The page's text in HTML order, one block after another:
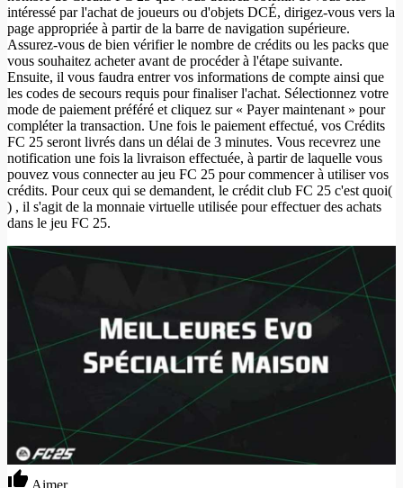
intéressé par l'achat de joueurs ou d'objets DCÉ, dirigez-vous vers la
page appropriée à partir de la barre de navigation supérieure.
Assurez-vous de bien vérifier le nombre de crédits ou les packs que
vous souhaitez acheter avant de procéder à l'étape suivante.
Ensuite, il vous faudra entrer vos informations de compte ainsi que
les codes de secours requis pour finaliser l'achat. Sélectionnez votre
mode de paiement préféré et cliquez sur « Payer maintenant » pour
compléter la transaction. Une fois le paiement effectué, vos Crédits
FC 25 seront livrés dans un délai de 3 minutes. Vous recevrez une
notification une fois la livraison effectuée, à partir de laquelle vous
pouvez vous connecter au jeu FC 25 pour commencer à utiliser vos
crédits. Pour ceux qui se demandent, le crédit club FC 25 c'est quoi(
) , il s'agit de la monnaie virtuelle utilisée pour effectuer des achats
dans le jeu FC 25.
Aimer